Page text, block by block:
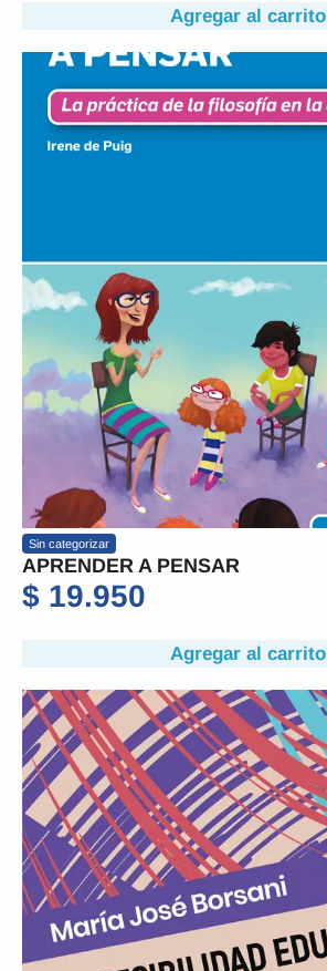
Agregar al carrito
Sin categorizar
APRENDER A PENSAR
$ 19.950
Agregar al carrito